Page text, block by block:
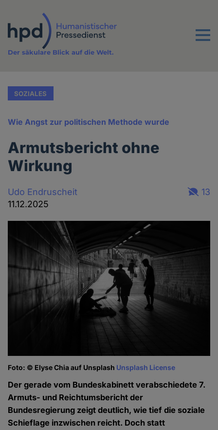
Inhalt
Menu
Der säkulare Blick auf die Welt.
SOZIALES
Wie Angst zur politischen Methode wurde
Armutsbericht ohne
Wirkung
Udo Endruscheit
11.12.2025
13
Foto: © Elyse Chia auf Unsplash Unsplash License
Der gerade vom Bundeskabinett verabschiedete 7.
Armuts- und Reichtumsbericht der
Bundesregierung zeigt deutlich, wie tief die soziale
Schieflage inzwischen reicht. Doch statt